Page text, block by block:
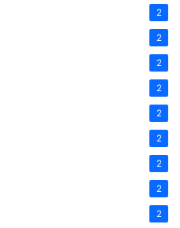
2
2
2
2
2
2
2
2
2